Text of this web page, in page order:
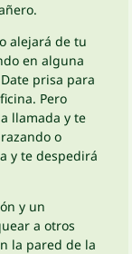
alejará de tu
en alguna
prisa para
Pero
llamada y te
o
y te despedirá
y un
a otros
la pared de la